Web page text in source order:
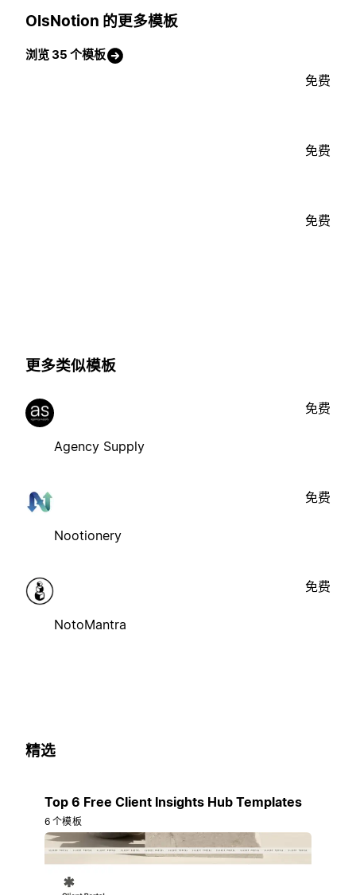
OlsNotion 的更多模板
浏览 35 个模板
免费
免费
免费
更多类似模板
Agency Supply
免费
Nootionery
免费
NotoMantra
免费
精选
Top 6 Free Client Insights Hub Templates
6 个模板